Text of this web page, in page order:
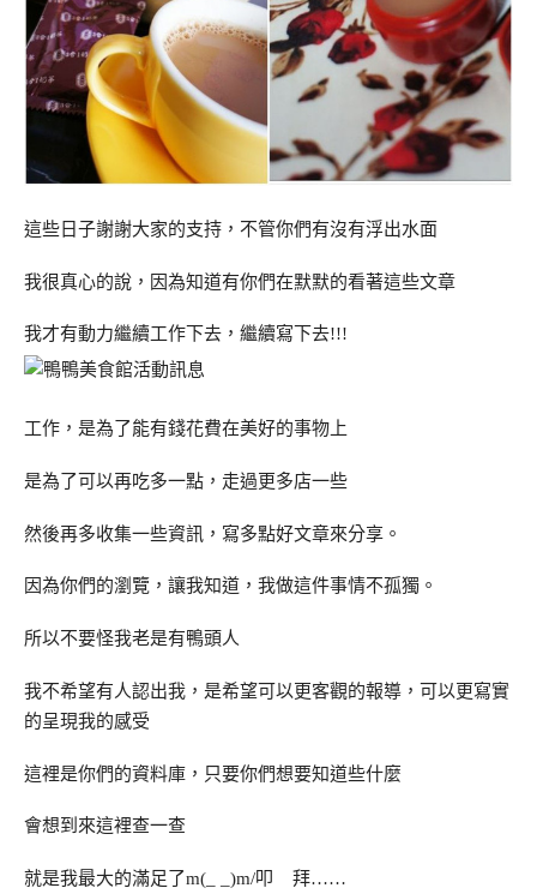
這些日子謝謝大家的支持，不管你們有沒有浮出水面
我很真心的說，因為知道有你們在默默的看著這些文章
我才有動力繼續工作下去，繼續寫下去!!!
工作，是為了能有錢花費在美好的事物上
是為了可以再吃多一點，走過更多店一些
然後再多收集一些資訊，寫多點好文章來分享。
因為你們的瀏覽，讓我知道，我做這件事情不孤獨。
所以不要怪我老是有鴨頭人
我不希望有人認出我，是希望可以更客觀的報導，可以更寫實
的呈現我的感受
這裡是你們的資料庫，只要你們想要知道些什麼
會想到來這裡查一查
就是我最大的滿足了m(_ _)m/叩 拜……